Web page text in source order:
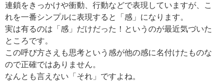
連鎖をきっかけや衝動、行動などで表現していますが、こ
れを一番シンプルに表現すると「感」になります。
実は有るのは「感」だけだった！というのが最近気づいた
ところです。
この呼び方さえも思考という感が他の感に名付けたものな
ので正確ではありません。
なんとも言えない「それ」ですよね。